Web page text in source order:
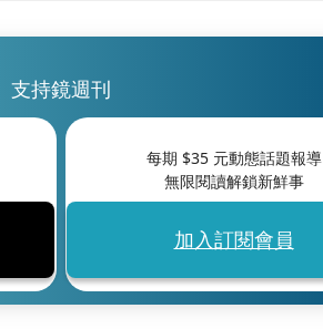
支持鏡週刊
每期 $35元動態話題報導
無限閱讀解鎖新鮮事
加入訂閱會員